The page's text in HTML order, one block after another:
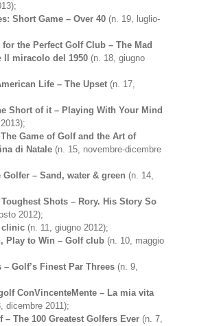
Short Game – Over 40 (n. 19, luglio-
for the Perfect Golf Club – The Mad
Il miracolo del 1950 (n. 18, giugno
Life – The Upset (n. 17,
Short of it – Playing With Your Mind
Game of Golf and the Art of
di Natale (n. 15, novembre-dicembre
– Sand, water & green (n. 14,
Toughest Shots – Rory. His Story So
2012);
clinic (n. 11, giugno 2012);
Play to Win – Golf club (n. 10, maggio
Golf’s Finest Par Threes (n. 9,
ConVincenteMente – La mia vita
dicembre 2011);
– The 100 Greatest Golfers Ever (n. 7,